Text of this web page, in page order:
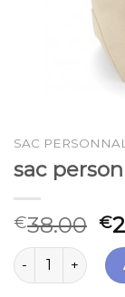
SAC
sac
€38.00 €
quantité de sac